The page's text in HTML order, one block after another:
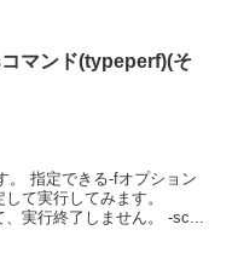
マンド(typeperf)(そ
。 指定できる-fオプション
て実行してみます。
実行終了しません。 -sc...